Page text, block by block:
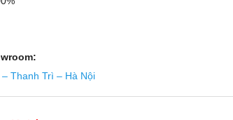
Thanh Trì – Hà Nội